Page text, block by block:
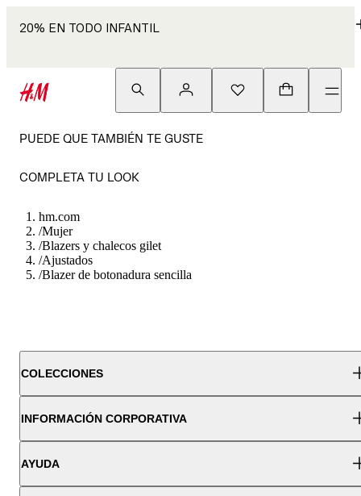
20% EN TODO INFANTIL
PUEDE QUE TAMBIÉN TE GUSTE
COMPLETA TU LOOK
hm.com
/Mujer
/Blazers y chalecos gilet
/Ajustados
/Blazer de botonadura sencilla
COLECCIONES
INFORMACIÓN CORPORATIVA
AYUDA